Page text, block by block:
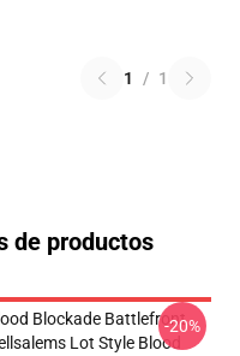
1 / 1
de productos
Blockade Battlefront
Lot Style Blood
-20%